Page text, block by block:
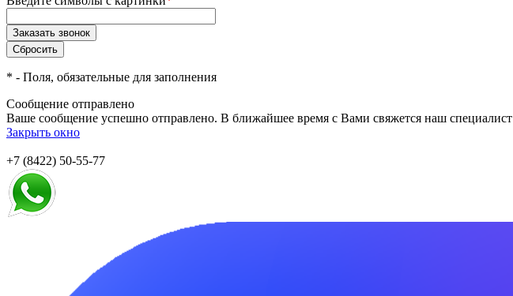
* - Поля, обязательные для заполнения
Сообщение отправлено
Ваше сообщение успешно отправлено. В ближайшее время с Вами свяжется наш специалист
Закрыть окно
+7 (8422) 50-55-77